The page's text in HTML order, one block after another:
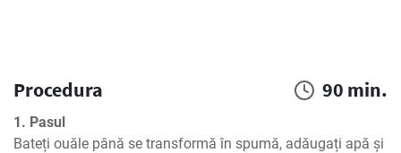
Procedura 90 min.
1. Pasul
Bateți ouăle până se transformă în spumă, adăugați apă și